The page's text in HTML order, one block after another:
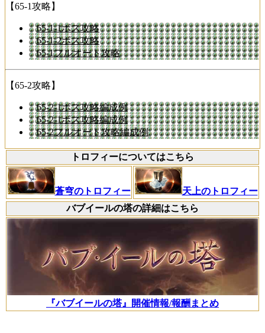
【65-1攻略】
65-1-1ボス攻略
65-1-2ボス攻略
65-1フルオート攻略
【65-2攻略】
65-2-1ボス攻略編成例
65-2-1ボス攻略編成例
65-2フルオート攻略編成例
トロフィーについてはこちら
蒼穹のトロフィー
天上のトロフィー
バブイールの塔の詳細はこちら
『バブイールの塔』開催情報/報酬まとめ